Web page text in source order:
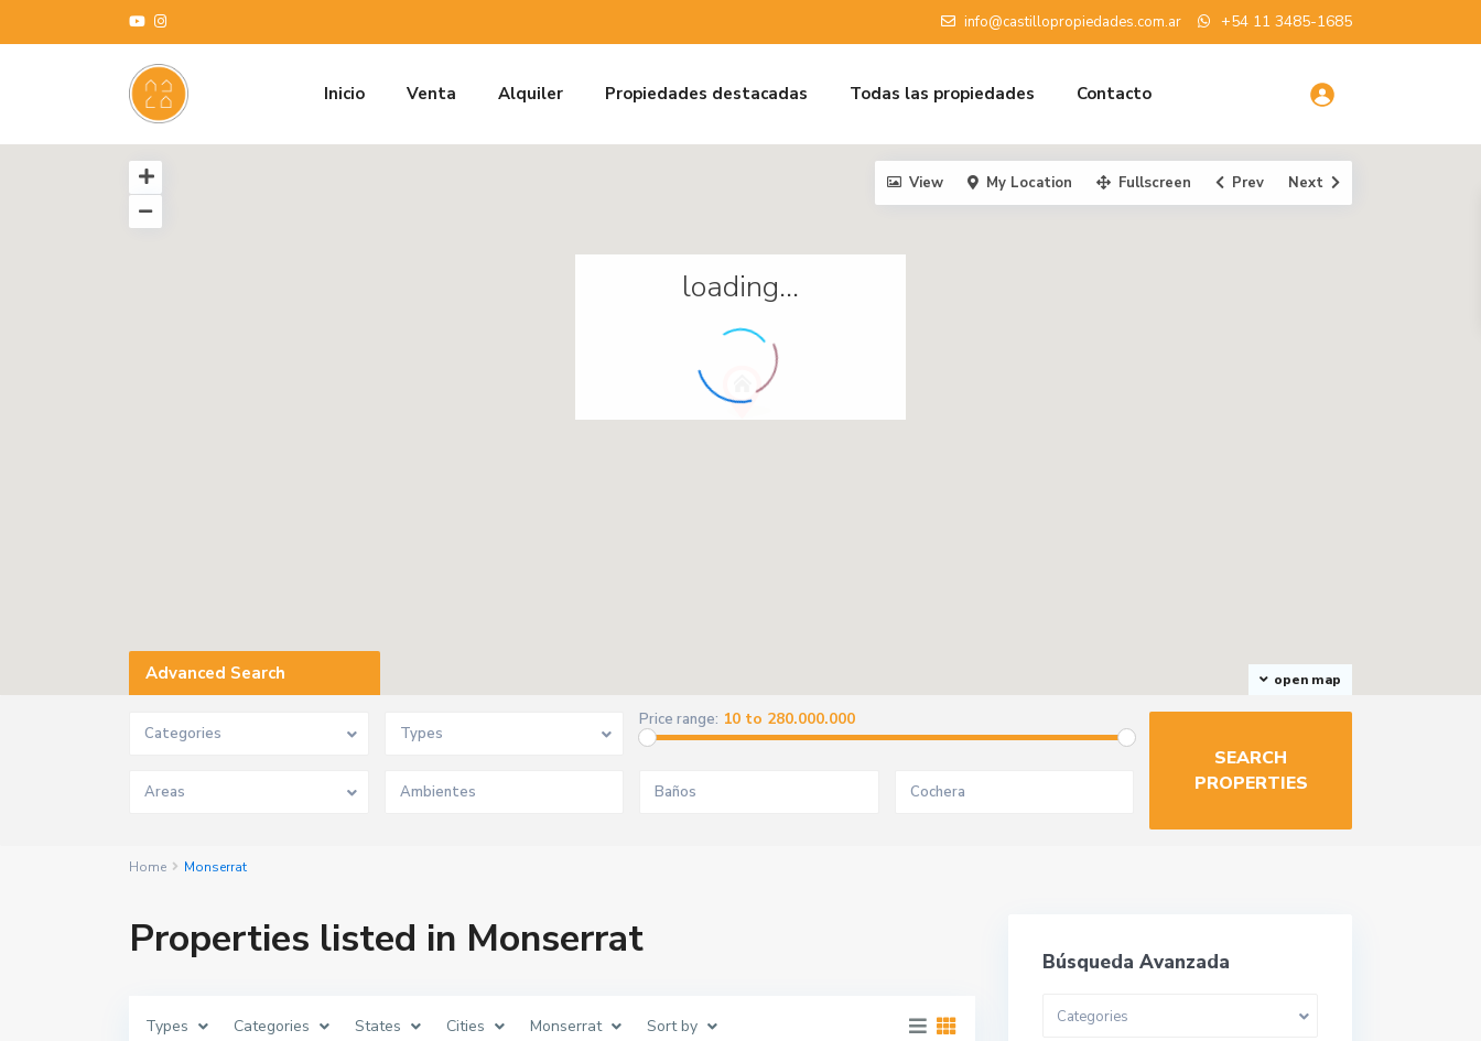
info@castillopropiedades.com.ar +54 11 3485-1685
Inicio Venta Alquiler Propiedades destacadas Todas las propiedades Contacto
loading...
open map
View My Location Fullscreen Prev Next
Advanced Search
Categories Types
Price range: 10 to 280.000.000
Areas
Home Monserrat
Properties listed in Monserrat
Types Categories States Cities Monserrat Sort by
Búsqueda Avanzada
Categories